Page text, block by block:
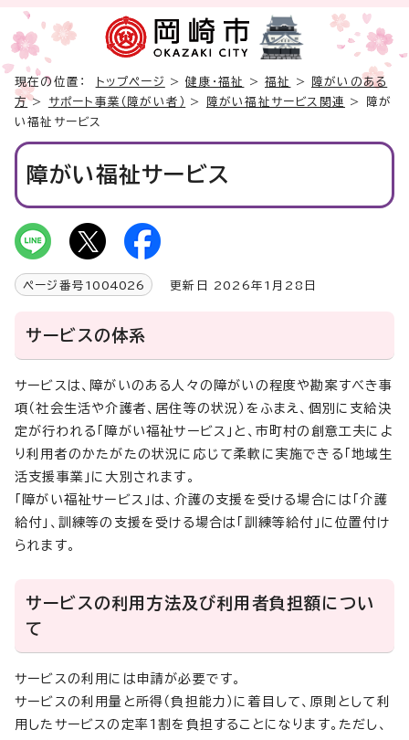
現在の位置： トップページ >健康・福祉 >福祉 >
障がいのある
方> サポート事業（障がい者） > 障がい福祉サービス関連
> 障が
い福祉サービス
障がい福祉サービス
ページ番号 1004026 更新日 2026年1月28日
サービスの体系
サービスは、障がいのある人々の障がいの程度や勘案すべき事
項（社会生活や介護者、居住等の状況）をふまえ、個別に支給決
定が行われる「障がい福祉サービス」と、市町村の創意工夫によ
り利用者のかたがたの状況に応じて柔軟に実施できる「地域生
活支援事業」に大別されます。
「障がい福祉サービス」は、介護の支援を受ける場合には「介護
給付」、訓練等の支援を受ける場合は「訓練等給付」に位置付け
られます。
サービスの利用方法及び利用者負担額につい
て
サービスの利用には申請が必要です。
サービスの利用量と所得（負担能力）に着目して、原則として利
用したサービスの定率1割を負担することになります。ただし、